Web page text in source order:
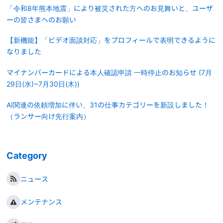
「令和8年熊本地震」により被災された方へのお見舞いと、ユーザ
ーの皆さまへのお願い
【新機能】「ビデオ面談対応」をプロフィールで表明できるように
なりました
マイナンバーカードによる本人確認申請 一時停止のお知らせ (7月
29日(水)~7月30日(木))
AI関連の依頼増加に伴い、31の仕事カテゴリーを新設しました！
（ランサー向け先行案内）
Category
ニュース
メンテナンス